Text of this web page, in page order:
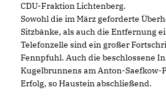
CDU-Fraktion Lichtenberg.
Sowohl die im März geforderte
Sitzbänke, als auch die Entfernung
Telefonzelle sind ein großer
Fennpfuhl. Auch die beschlossene
Kugelbrunnens am Anton-Saefkow-
Erfolg, so Haustein abschließend.